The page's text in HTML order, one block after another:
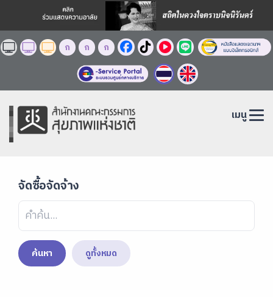
ก ก ก
เมนู
จัดซื้อจัดจ้าง
ค้นหา ดูทั้งหมด